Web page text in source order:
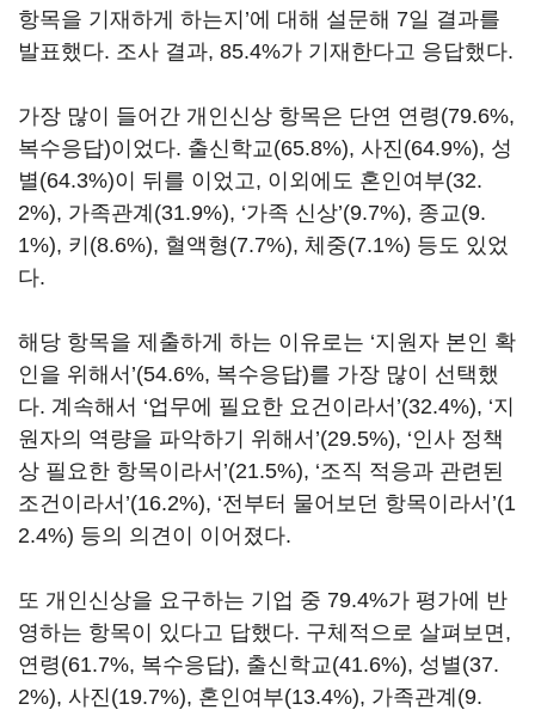
항목을 기재하게 하는지’에 대해 설문해 7일 결과를
발표했다. 조사 결과, 85.4%가 기재한다고 응답했다.
가장 많이 들어간 개인신상 항목은 단연 연령(79.6%,
복수응답)이었다. 출신학교(65.8%), 사진(64.9%), 성
별(64.3%)이 뒤를 이었고, 이외에도 혼인여부(32.
2%), 가족관계(31.9%), ‘가족 신상’(9.7%), 종교(9.
1%), 키(8.6%), 혈액형(7.7%), 체중(7.1%) 등도 있었
다.
해당 항목을 제출하게 하는 이유로는 ‘지원자 본인 확
인을 위해서’(54.6%, 복수응답)를 가장 많이 선택했
다. 계속해서 ‘업무에 필요한 요건이라서’(32.4%), ‘지
원자의 역량을 파악하기 위해서’(29.5%), ‘인사 정책
상 필요한 항목이라서’(21.5%), ‘조직 적응과 관련된
조건이라서’(16.2%), ‘전부터 물어보던 항목이라서’(1
2.4%) 등의 의견이 이어졌다.
또 개인신상을 요구하는 기업 중 79.4%가 평가에 반
영하는 항목이 있다고 답했다. 구체적으로 살펴보면,
연령(61.7%, 복수응답), 출신학교(41.6%), 성별(37.
2%), 사진(19.7%), 혼인여부(13.4%), 가족관계(9.